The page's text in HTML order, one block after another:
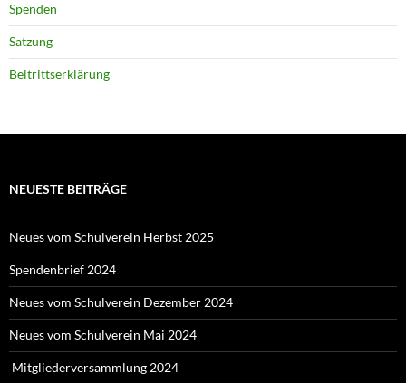
Spenden
Satzung
Beitrittserklärung
NEUESTE BEITRÄGE
Neues vom Schulverein Herbst 2025
Spendenbrief 2024
Neues vom Schulverein Dezember 2024
Neues vom Schulverein Mai 2024
Mitgliederversammlung 2024